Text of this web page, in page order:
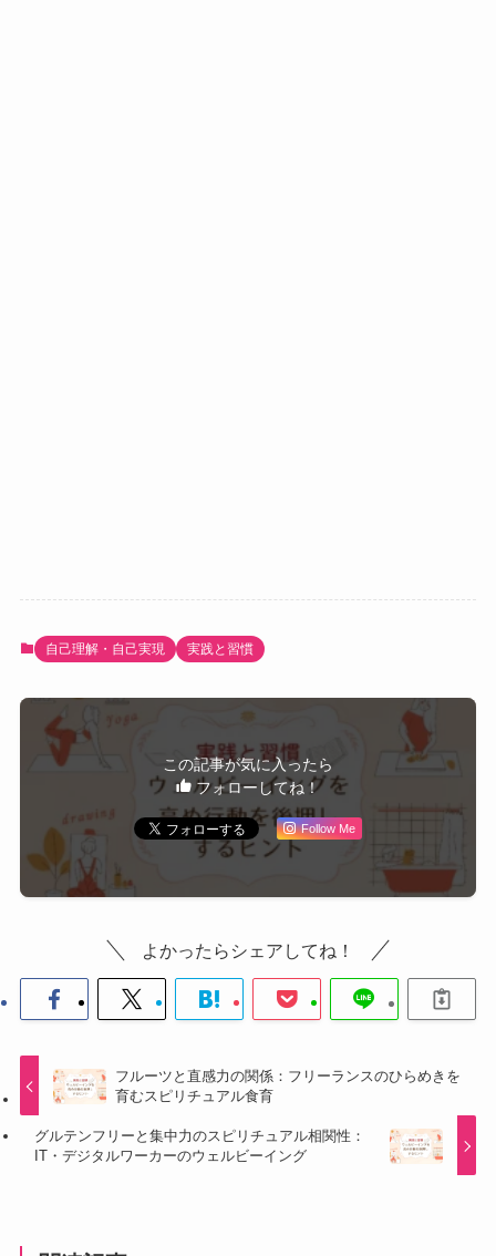
自己理解・自己実現 実践と習慣
この記事が気に入ったら
フォローしてね！
Follow Me
よかったらシェアしてね！
フルーツと直感力の関係：フリーランスのひらめきを
育むスピリチュアル食育
グルテンフリーと集中力のスピリチュアル相関性：
IT・デジタルワーカーのウェルビーイング